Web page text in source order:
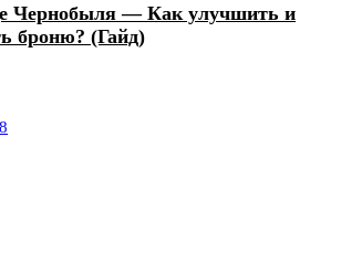
Чернобыля — Как улучшить и
броню? (Гайд)